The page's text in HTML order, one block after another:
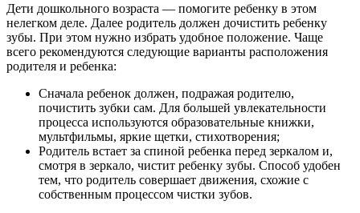
Дети дошкольного возраста — помогите ребенку в этом
нелегком деле. Далее родитель должен дочистить ребенку
зубы. При этом нужно избрать удобное положение. Чаще
всего рекомендуются следующие варианты расположения
родителя и ребенка:
Сначала ребенок должен, подражая родителю,
почистить зубки сам. Для большей увлекательности
процесса используются образовательные книжки,
мультфильмы, яркие щетки, стихотворения;
Родитель встает за спиной ребенка перед зеркалом и,
смотря в зеркало, чистит ребенку зубы. Способ удобен
тем, что родитель совершает движения, схожие с
собственным процессом чистки зубов.